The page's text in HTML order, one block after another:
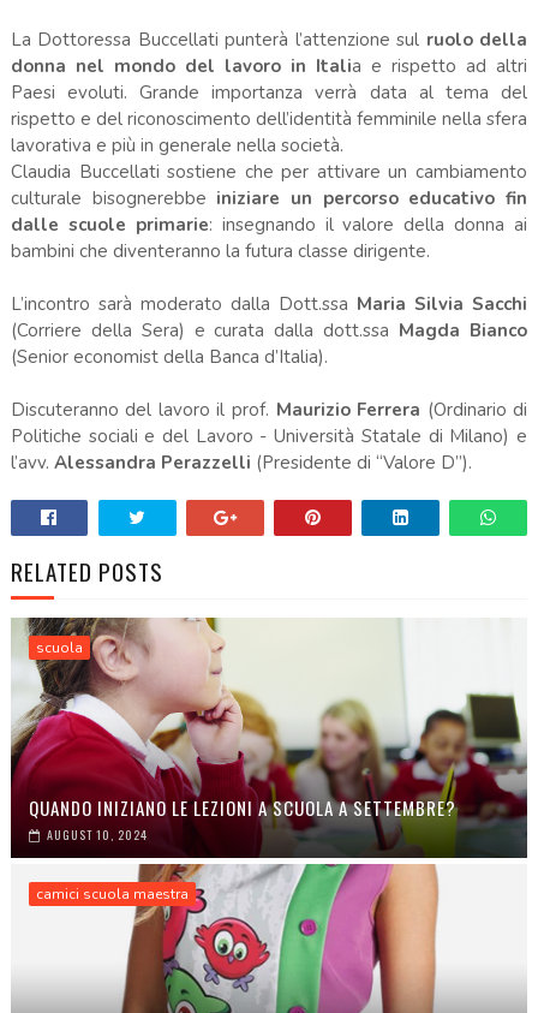
La Dottoressa Buccellati punterà l’attenzione sul ruolo della
donna nel mondo del lavoro in Italia e rispetto ad altri
Paesi evoluti. Grande importanza verrà data al tema del
rispetto e del riconoscimento dell’identità femminile nella sfera
lavorativa e più in generale nella società.
Claudia Buccellati sostiene che per attivare un cambiamento
culturale bisognerebbe iniziare un percorso educativo fin
dalle scuole primarie: insegnando il valore della donna ai
bambini che diventeranno la futura classe dirigente.
L’incontro sarà moderato dalla Dott.ssa Maria Silvia Sacchi
(Corriere della Sera) e curata dalla dott.ssa Magda Bianco
(Senior economist della Banca d’Italia).
Discuteranno del lavoro il prof. Maurizio Ferrera (Ordinario di
Politiche sociali e del Lavoro - Università Statale di Milano) e
l’avv. Alessandra Perazzelli (Presidente di “Valore D”).
RELATED POSTS
scuola
QUANDO INIZIANO LE LEZIONI A SCUOLA A SETTEMBRE?
AUGUST 10, 2024
camici scuola maestra